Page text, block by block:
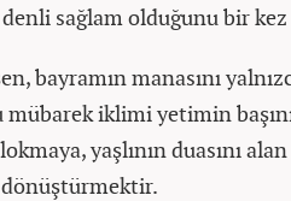
sağlam olduğunu bir
bayramın manasını
iklimi yetimin
yaşlının duasını